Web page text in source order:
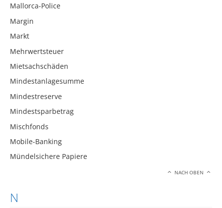
Mallorca-Police
Margin
Markt
Mehrwertsteuer
Mietsachschäden
Mindestanlagesumme
Mindestreserve
Mindestsparbetrag
Mischfonds
Mobile-Banking
Mündelsichere Papiere
NACH OBEN
N